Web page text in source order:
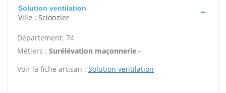
Solution ventilation
Ville : Scionzier
Département: 74
Métiers : Surélévation maçonnerie -
Voir la fiche artisan : Solution ventilation